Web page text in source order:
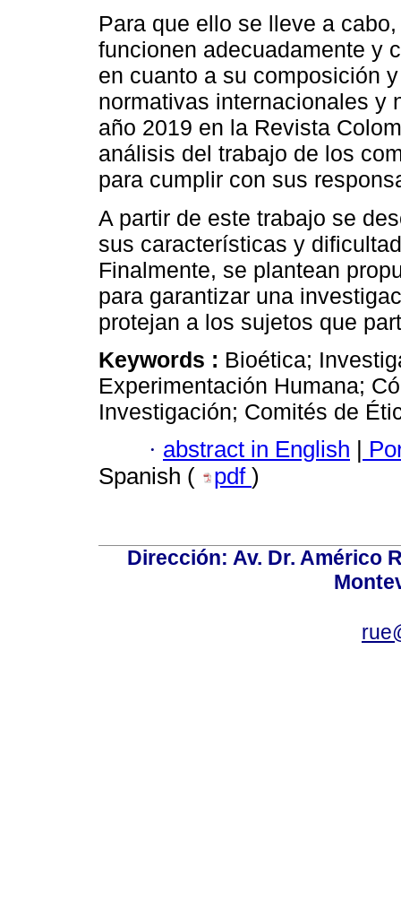
Para que ello se lleve a
funcionen adecuadamente y
en cuanto a su composición
normativas internacionales y
año 2019 en la Revista
análisis del trabajo de los
para cumplir con sus
A partir de este trabajo se
sus características y
Finalmente, se plantean
para garantizar una
protejan a los sujetos que
Keywords : Bioética;
Experimentación Humana;
Investigación; Comités de
· abstract in English
Spanish (
pdf )
Dirección: Av. Dr. Américo